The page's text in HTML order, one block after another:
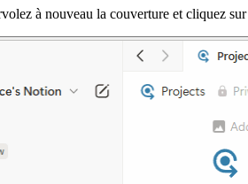
à nouveau la couverture et cliquez sur